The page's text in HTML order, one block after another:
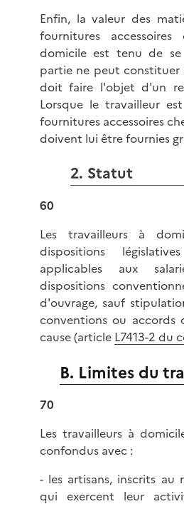
Enfin, la valeur des
fournitures
domicile est tenu de
partie ne peut
doit faire l'objet d'un
Lorsque le travailleur
fournitures accessoires
doivent lui être fournies
2. Statut
60
Les travailleurs à
dispositions
applicables aux
dispositions
d'ouvrage, sauf
conventions ou accords
cause (article L7413-2 du
B. Limites du
70
Les travailleurs à
confondus avec :
- les artisans, inscrits au
qui exercent leur